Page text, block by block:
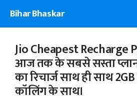
content
Bihar Bhaskar
Jio Cheapest Recharge
आज तक के सबसे सस्ता
का रिचार्ज साथ ही साथ 2GB
कॉलिंग के साथ।